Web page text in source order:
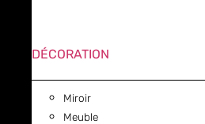
DÉCORATION
Miroir
Meuble